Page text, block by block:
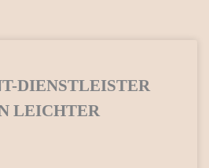
DIENSTLEISTER
LEICHTER